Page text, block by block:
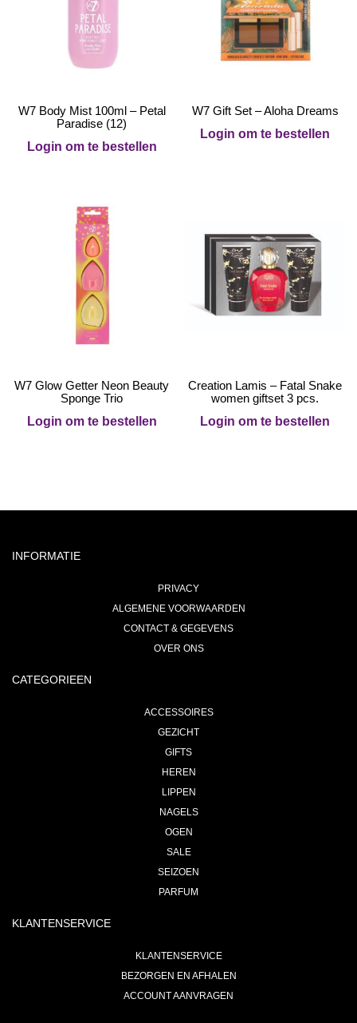
W7 Body Mist 100ml – Petal
Paradise (12)
Login om te bestellen
W7 Gift Set – Aloha Dreams
Login om te bestellen
W7 Glow Getter Neon Beauty
Sponge Trio
Login om te bestellen
Creation Lamis – Fatal Snake
women giftset 3 pcs.
Login om te bestellen
INFORMATIE
PRIVACY
ALGEMENE VOORWAARDEN
CONTACT & GEGEVENS
OVER ONS
CATEGORIEEN
ACCESSOIRES
GEZICHT
GIFTS
HEREN
LIPPEN
NAGELS
OGEN
SALE
SEIZOEN
PARFUM
KLANTENSERVICE
KLANTENSERVICE
BEZORGEN EN AFHALEN
ACCOUNT AANVRAGEN